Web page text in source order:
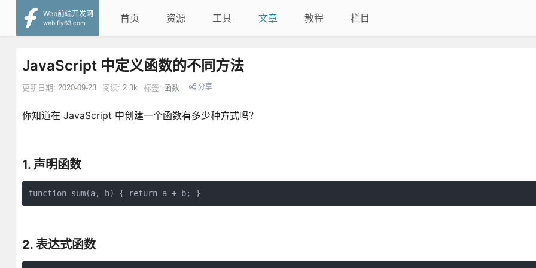
Web前端开发网
web.fly63.com
首页 资源 工具 文章 教程 栏目
JavaScript 中定义函数的不同方法
更新日期: 2020-09-23 阅读: 2.3k 标签: 函数 分享
你知道在 JavaScript 中创建一个函数有多少种方式吗？
1. 声明函数
function sum(a, b) { return a + b; }
2. 表达式函数